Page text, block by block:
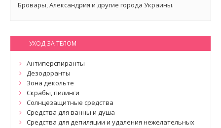
Бровары, Александрия и другие города Украины.
УХОД ЗА ТЕЛОМ
Антиперспиранты
Дезодоранты
Зона декольте
Скрабы, пилинги
Солнцезащитные средства
Средства для ванны и душа
Средства для депиляции и удаления нежелательных